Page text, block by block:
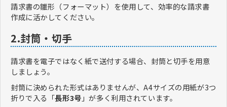
請求書の雛形（フォーマット）を使用して、効率的な請求書
作成に活かしてください。
2.封筒・切手
請求書を電子ではなく紙で送付する場合、封筒と切手を用意
しましょう。
封筒に決められた形式はありませんが、A4サイズの用紙が3つ
折りで入る「長形3号 」が多く利用されています。